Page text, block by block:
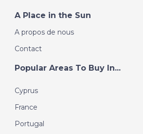
A Place in the Sun
A propos de nous
Contact
Popular Areas To Buy In...
Cyprus
France
Portugal